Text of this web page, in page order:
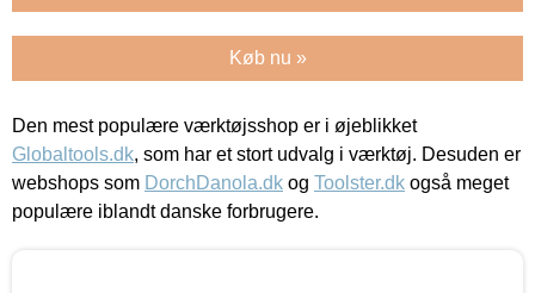
Køb nu »
Den mest populære værktøjsshop er i øjeblikket
Globaltools.dk, som har et stort udvalg i værktøj. Desuden er
webshops som DorchDanola.dk og Toolster.dk også meget
populære iblandt danske forbrugere.